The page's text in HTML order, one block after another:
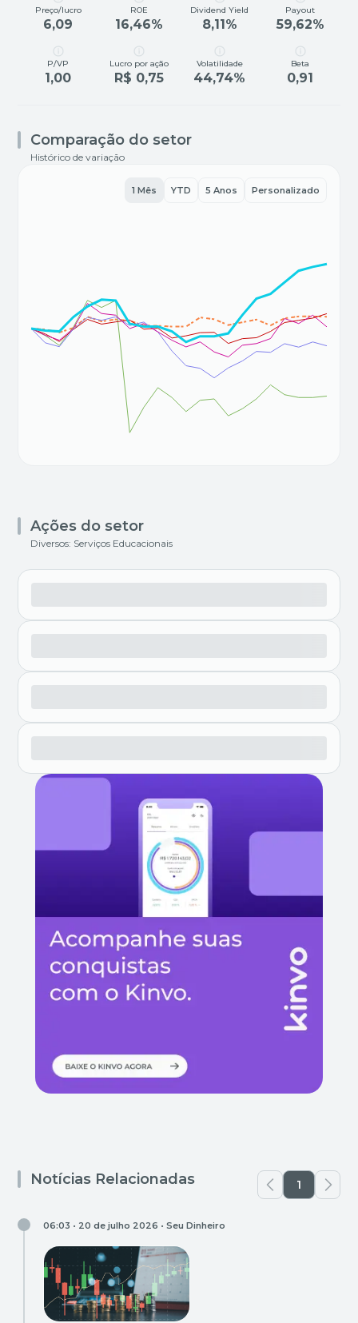
Preço/lucro
6,09
ROE
16,46%
Dividend Yield
8,11%
Payout
59,62%
P/VP
1,00
Lucro por ação
R$ 0,75
Volatilidade
44,74%
Beta
0,91
Comparação do setor
Histórico de variação
1 Mês YTD 5 Anos Personalizado
Ações do setor
Diversos: Serviços Educacionais
Notícias Relacionadas 1
06:03 • 20 de julho 2026 • Seu Dinheiro